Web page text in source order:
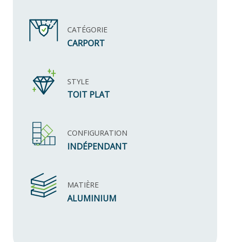
CATÉGORIE
CARPORT
STYLE
TOIT PLAT
CONFIGURATION
INDÉPENDANT
MATIÈRE
ALUMINIUM